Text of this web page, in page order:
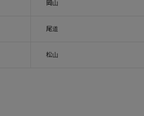
岡山
尾道
松山